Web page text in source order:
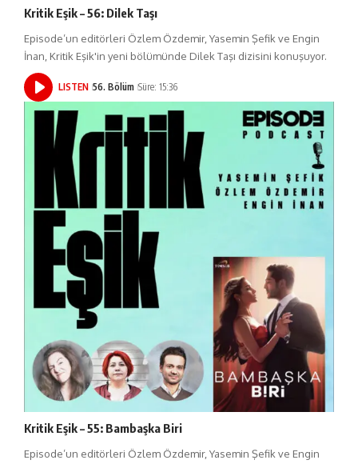
Kritik Eşik – 56: Dilek Taşı
Episode’un editörleri Özlem Özdemir, Yasemin Şefik ve Engin
İnan, Kritik Eşik'in yeni bölümünde Dilek Taşı dizisini konuşuyor.
LISTEN 56. Bölüm Süre: 15:36
Kritik Eşik – 55: Bambaşka Biri
Episode’un editörleri Özlem Özdemir, Yasemin Şefik ve Engin